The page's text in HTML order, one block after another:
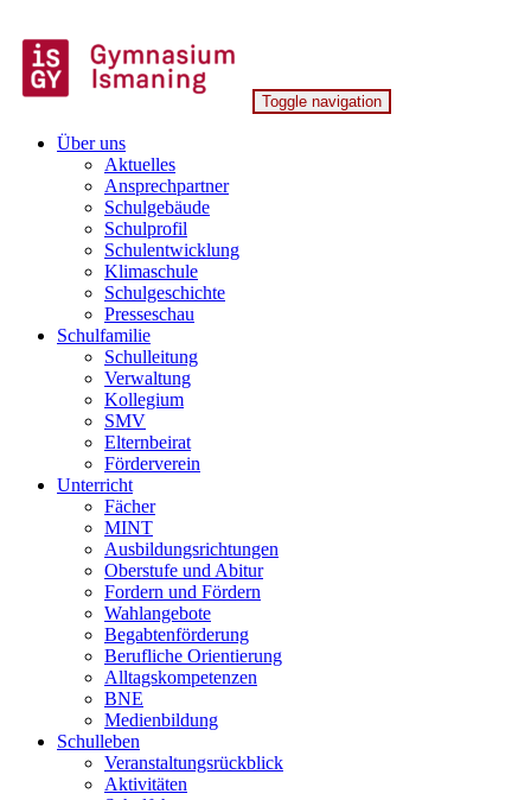
to
content
Gymnasium Ismaning
Toggle navigation
Über uns
Aktuelles
Ansprechpartner
Schulgebäude
Schulprofil
Schulentwicklung
Klimaschule
Schulgeschichte
Presseschau
Schulfamilie
Schulleitung
Verwaltung
Kollegium
SMV
Elternbeirat
Förderverein
Unterricht
Fächer
MINT
Ausbildungsrichtungen
Oberstufe und Abitur
Fordern und Fördern
Wahlangebote
Begabtenförderung
Berufliche Orientierung
Alltagskompetenzen
BNE
Medienbildung
Schulleben
Veranstaltungsrückblick
Aktivitäten